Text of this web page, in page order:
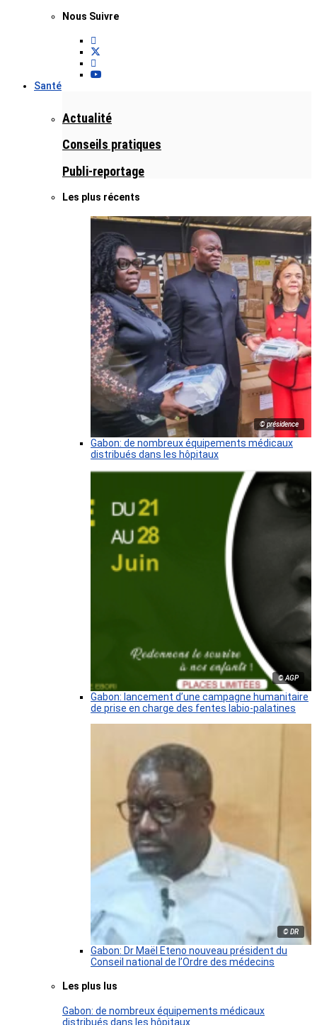
Nous Suivre
Santé
Actualité
Conseils pratiques
Publi-reportage
Les plus récents
© présidence
Gabon: de nombreux équipements médicaux
distribués dans les hôpitaux
© AGP
Gabon: lancement d’une campagne humanitaire
de prise en charge des fentes labio-palatines
© DR
Gabon: Dr Maël Eteno nouveau président du
Conseil national de l’Ordre des médecins
Les plus lus
Gabon: de nombreux équipements médicaux
distribués dans les hôpitaux